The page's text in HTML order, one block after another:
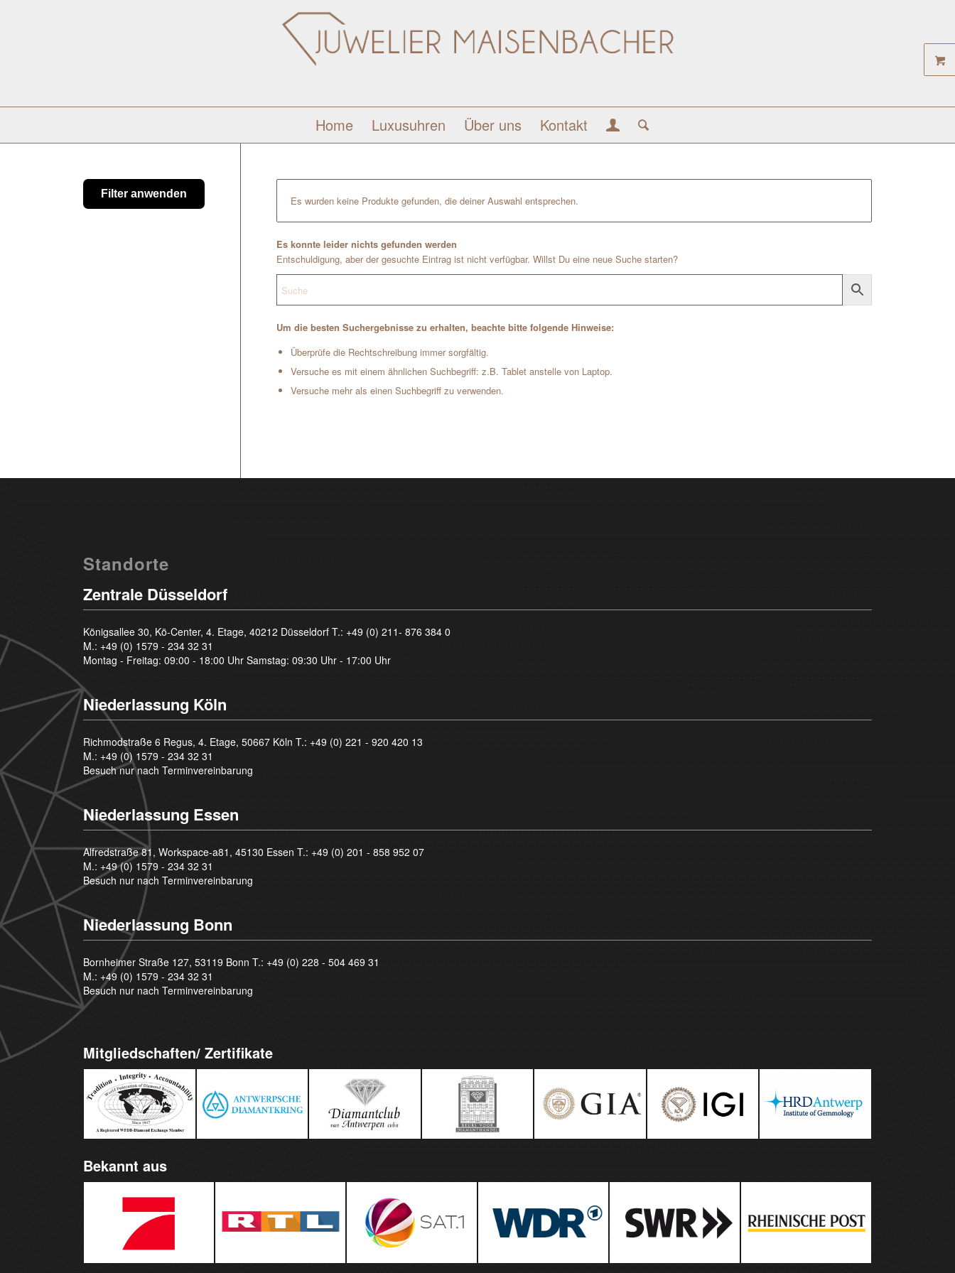
Home Luxusuhren Über uns Kontakt
Es wurden keine Produkte gefunden, die deiner Auswahl entsprechen.
Es konnte leider nichts gefunden werden
Entschuldigung, aber der gesuchte Eintrag ist nicht verfügbar. Willst Du eine neue Suche starten?
Um die besten Suchergebnisse zu erhalten, beachte bitte folgende Hinweise:
Überprüfe die Rechtschreibung immer sorgfältig.
Versuche es mit einem ähnlichen Suchbegriff: z.B. Tablet anstelle von Laptop.
Versuche mehr als einen Suchbegriff zu verwenden.
Filter anwenden
Standorte
Zentrale Düsseldorf
Königsallee 30, Kö-Center, 4. Etage, 40212 Düsseldorf T.: +49 (0) 211- 876 384 0
M.: +49 (0) 1579 - 234 32 31
Montag - Freitag: 09:00 - 18:00 Uhr Samstag: 09:30 Uhr - 17:00 Uhr
Niederlassung Köln
Richmodstraße 6 Regus, 4. Etage, 50667 Köln T.: +49 (0) 221 - 920 420 13
M.: +49 (0) 1579 - 234 32 31
Besuch nur nach Terminvereinbarung
Niederlassung Essen
Alfredstraße 81, Workspace-a81, 45130 Essen T.: +49 (0) 201 - 858 952 07
M.: +49 (0) 1579 - 234 32 31
Besuch nur nach Terminvereinbarung
Niederlassung Bonn
Bornheimer Straße 127, 53119 Bonn T.: +49 (0) 228 - 504 469 31
M.: +49 (0) 1579 - 234 32 31
Besuch nur nach Terminvereinbarung
Mitgliedschaften/ Zertifikate
Bekannt aus